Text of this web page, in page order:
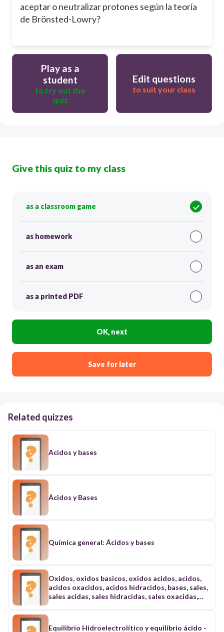
aceptar o neutralizar protones según la teoría
de Brönsted-Lowry?
Play as a
student
to try out the
quiz
Edit questions
to suit your class
Give this quiz to my class
as a classroom game
as homework
as an exam
as a printed PDF
OK, next
Save for later
Related quizzes
Acidos y bases
Ácidos y Bases
Química general: Ácidos y bases
Oxidos, oxidos basicos, oxidos acidos, acidos,
acidos oxacidos, acidos hidracidos, bases, sales,
sales acidas, sales hidracidas, sales oxacidas,
Equilibrio Hidroelectrolítico y equilibrio ácido -